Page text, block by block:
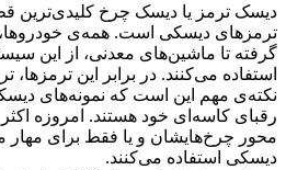
دیسک ترمز یا دیسک چرخ کلیدی‌ترین
ترمزهای دیسکی است. همه‌ی
گرفته تا ماشین‌های معدنی، از این
استفاده می‌کنند. در برابر این ترمزها،
نکته‌ی مهم این است که نمونه‌های
رقبای کاسه‌ای خود هستند. امروزه
محور چرخ‌هایشان و یا فقط برای مهار
دیسکی استفاده می‌کنند.